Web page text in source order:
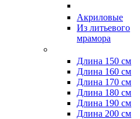
Акриловые
Из литьевого
мрамора
Длина 150 см
Длина 160 см
Длина 170 см
Длина 180 см
Длина 190 см
Длина 200 см